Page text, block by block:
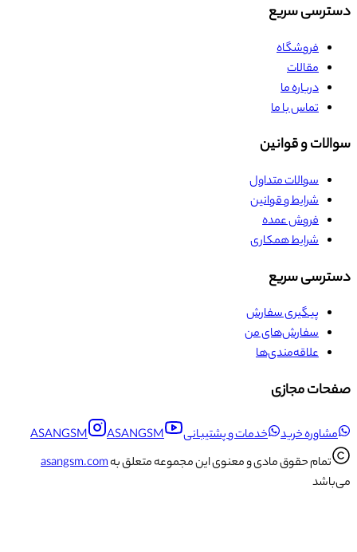
دسترسی سریع
فروشگاه
مقالات
درباره ما
تماس با ما
سوالات و قوانین
سوالات متداول
شرایط و قوانین
فروش عمده
شرایط همکاری
دسترسی سریع
پیگیری سفارش
سفارش‌های من
علاقه‌مندی‌ها
صفحات مجازی
مشاوره خرید خدمات و پشتیبانی ASANGSM
ASANGSM
تمام حقوق مادی و معنوی این مجموعه متعلق بهasangsm.com
می‌باشد